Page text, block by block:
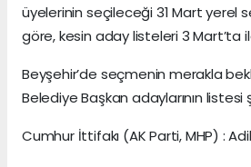
üyelerinin seçileceği 31 Mart yerel
göre, kesin aday listeleri 3 Mart’ta
Beyşehir’de seçmenin merakla
Belediye Başkan adaylarının listesi
Cumhur İttifakı (AK Parti, MHP) : Adil